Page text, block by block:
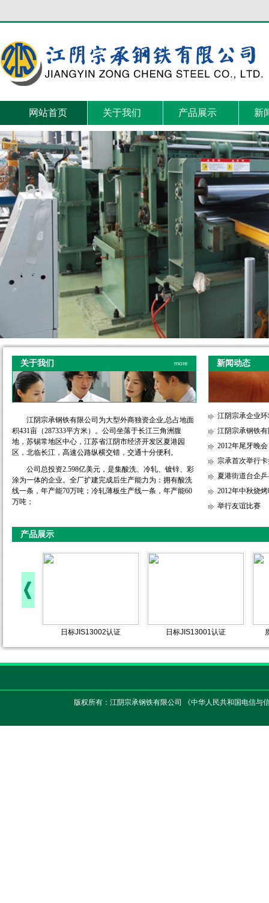
网站首页 关于我们 产品展示 新
关于我们 more
江阴宗承钢铁有限公司为大型外商独资企业,总占地面
积431亩（287333平方米）。公司坐落于长江三角洲腹
地，苏锡常地区中心，江苏省江阴市经济开发区夏港园
区，北临长江，高速公路纵横交错，交通十分便利。
公司总投资2.598亿美元，是集酸洗、冷轧、镀锌、彩
涂为一体的企业。全厂扩建完成后生产能力为：拥有酸洗
线一条，年产能70万吨；冷轧薄板生产线一条，年产能60
万吨；
新闻动态
江阴宗承企业
江阴宗承钢铁
2012年尾牙晚会
宗承首次举行
夏港街道台企
2012年中秋烧
举行友谊比赛
产品展示
日标JIS13002认证 日标JIS13001认证
版权所有：江阴宗承钢铁有限公司 《中华人民共和国电信与